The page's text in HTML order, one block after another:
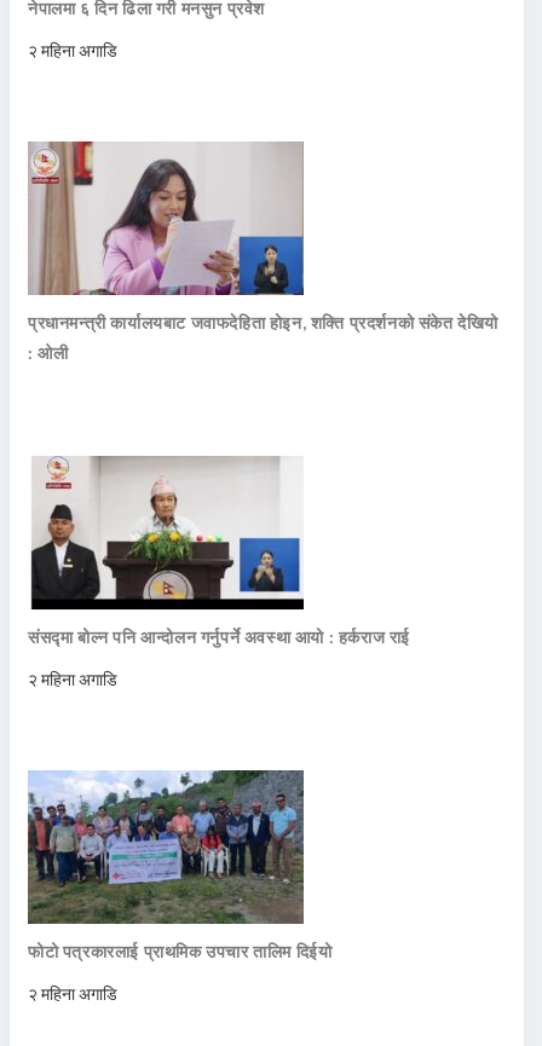
नेपालमा ६ दिन ढिला गरी मनसुन प्रवेश
२ महिना अगाडि
प्रधानमन्त्री कार्यालयबाट जवाफदेहिता होइन, शक्ति प्रदर्शनको संकेत देखियो
: ओली
संसद्मा बोल्न पनि आन्दोलन गर्नुपर्ने अवस्था आयो : हर्कराज राई
२ महिना अगाडि
फोटो पत्रकारलाई प्राथमिक उपचार तालिम दिईयो
२ महिना अगाडि